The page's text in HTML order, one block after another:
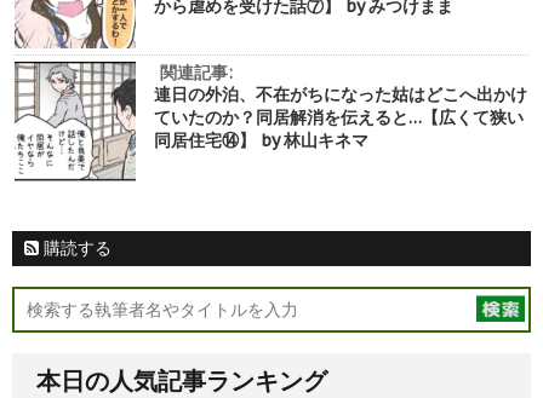
から虐めを受けた話⑦】 by みつけまま
関連記事:
連日の外泊、不在がちになった姑はどこへ出かけ
ていたのか？同居解消を伝えると…【広くて狭い
同居住宅⑭】 by 林山キネマ
購読する
本日の人気記事ランキング